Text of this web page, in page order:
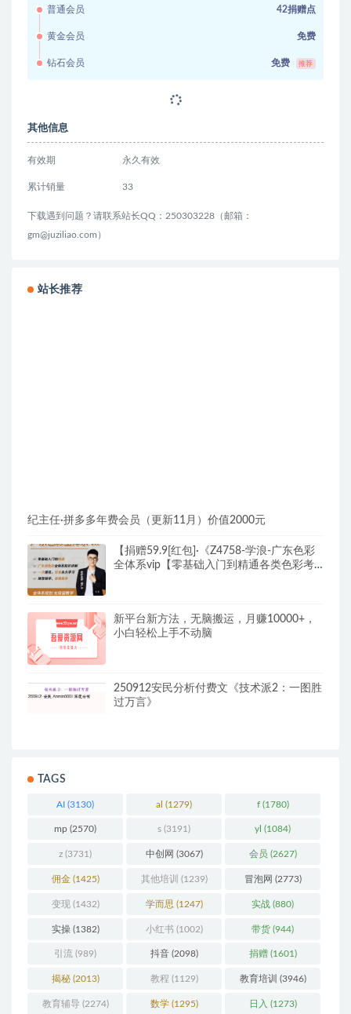
普通会员 42捐赠点
黄金会员 免费
钻石会员 免费 推荐
其他信息
有效期 永久有效
累计销量 33
下载遇到问题？请联系站长QQ：250303228（邮箱：
gm@juziliao.com）
站长推荐
纪主任·拼多多年费会员（更新11月）价值2000元
【捐赠59.9[红包]·《Z4758-学浪-广东色彩
全体系vip【零基础入门到精通各类色彩考
新平台新方法，无脑搬运，月赚10000+，
小白轻松上手不动脑
250912安民分析付费文《技术派2：一图胜
过万言》
TAGS
AI (3130) al (1279) f(1780)
mp (2570) s (3191) yl (1084)
z (3731) 中创网 (3067) 会员 (2627)
佣金(1425) 其他培训 (1239) 冒泡网 (2773)
变现(1432) 学而思 (1247) 实战 (880)
实操(1382) 小红书 (1002) 带货 (944)
引流 (989) 抖音(2098) 捐赠(1601)
揭秘(2013) 教程 (1129) 教育培训 (3946)
教育辅导 (2274) 数学(1295) 日入 (1273)